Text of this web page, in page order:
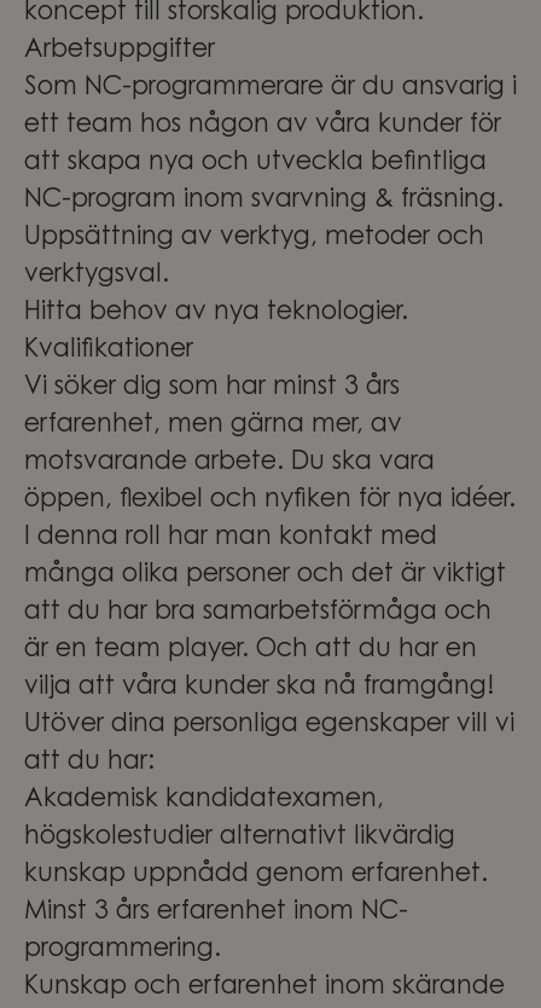
koncept till storskalig produktion.
Arbetsuppgifter
Som NC-programmerare är du ansvarig i
ett team hos någon av våra kunder för
att skapa nya och utveckla befintliga
NC-program inom svarvning & fräsning.
Uppsättning av verktyg, metoder och
verktygsval.
Hitta behov av nya teknologier.
Kvalifikationer
Vi söker dig som har minst 3 års
erfarenhet, men gärna mer, av
motsvarande arbete. Du ska vara
öppen, flexibel och nyfiken för nya idéer.
I denna roll har man kontakt med
många olika personer och det är viktigt
att du har bra samarbetsförmåga och
är en team player. Och att du har en
vilja att våra kunder ska nå framgång!
Utöver dina personliga egenskaper vill vi
att du har:
Akademisk kandidatexamen,
högskolestudier alternativt likvärdig
kunskap uppnådd genom erfarenhet.
Minst 3 års erfarenhet inom NC-
programmering.
Kunskap och erfarenhet inom skärande